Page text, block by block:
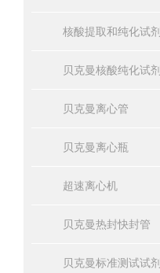
核酸提取和纯化试剂
贝克曼核酸纯化试剂
贝克曼离心管
贝克曼离心瓶
超速离心机
贝克曼热封快封管
贝克曼标准测试试剂